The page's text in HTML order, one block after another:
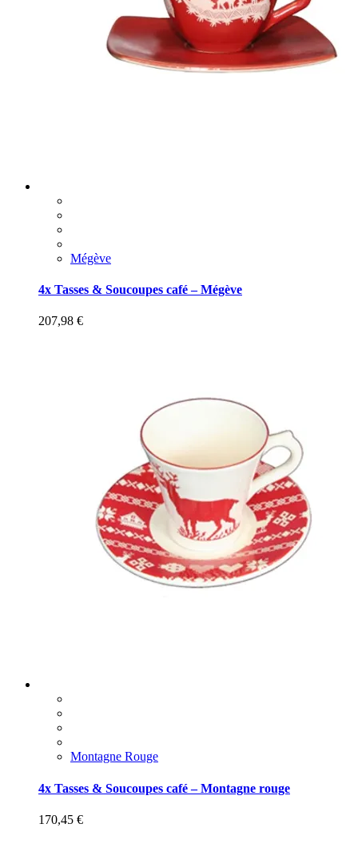
Mégève
4x Tasses & Soucoupes café – Mégève
207,98 €
Montagne Rouge
4x Tasses & Soucoupes café – Montagne rouge
170,45 €